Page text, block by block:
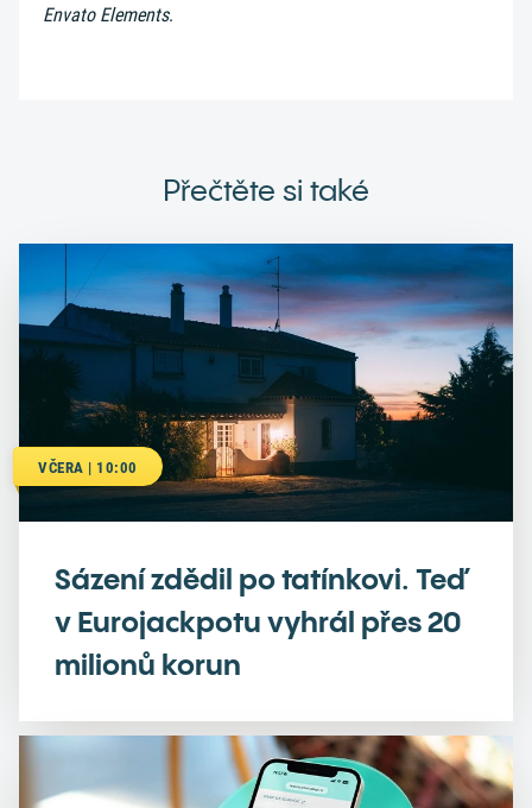
Envato Elements.
Přečtěte si také
VČERA | 10:00
Sázení zdědil po tatínkovi. Teď
v Eurojackpotu vyhrál přes 20
milionů korun